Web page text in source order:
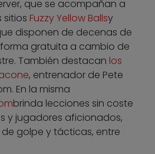
que se acompañan a
sitios Fuzzy Yellow Ballsy
disponen de decenas de
gratuita a cambio de
También destacan los
, entrenador de Pete
En la misma
brinda lecciones sin coste
y jugadores aficionados,
golpe y tácticas, entre